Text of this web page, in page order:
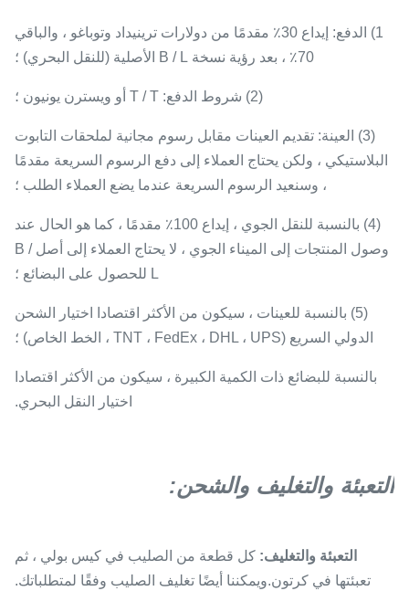
1) الدفع: إيداع 30٪ مقدمًا من دولارات ترينيداد وتوباغو ، والباقي
70٪ ، بعد رؤية نسخة B / L الأصلية (للنقل البحري) ؛
(2) شروط الدفع: T / T أو ويسترن يونيون ؛
(3) العينة: تقديم العينات مقابل رسوم مجانية لملحقات التابوت
البلاستيكي ، ولكن يحتاج العملاء إلى دفع الرسوم السريعة مقدمًا
، وسنعيد الرسوم السريعة عندما يضع العملاء الطلب ؛
(4) بالنسبة للنقل الجوي ، إيداع 100٪ مقدمًا ، كما هو الحال عند
وصول المنتجات إلى الميناء الجوي ، لا يحتاج العملاء إلى أصل B /
L للحصول على البضائع ؛
(5) بالنسبة للعينات ، سيكون من الأكثر اقتصادا اختيار الشحن
الدولي السريع (TNT ، FedEx ، DHL ، UPS ، الخط الخاص) ؛
بالنسبة للبضائع ذات الكمية الكبيرة ، سيكون من الأكثر اقتصادا
اختيار النقل البحري.
التعبئة والتغليف والشحن:
التعبئة والتغليف: كل قطعة من الصليب في كيس بولي ، ثم
تعبئتها في كرتون.ويمكننا أيضًا تغليف الصليب وفقًا لمتطلباتك.